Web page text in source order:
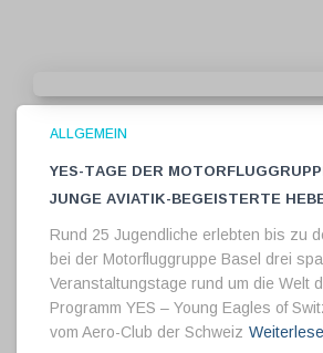
ALLGEMEIN
YES-Tage der
Junge Aviatik-Begeisterte
Rund 25 Jugendliche erlebten bis zu
bei der Motorfluggruppe Basel drei
Veranstaltungstage rund um die Welt
Programm YES – Young Eagles of
vom Aero-Club der Schweiz